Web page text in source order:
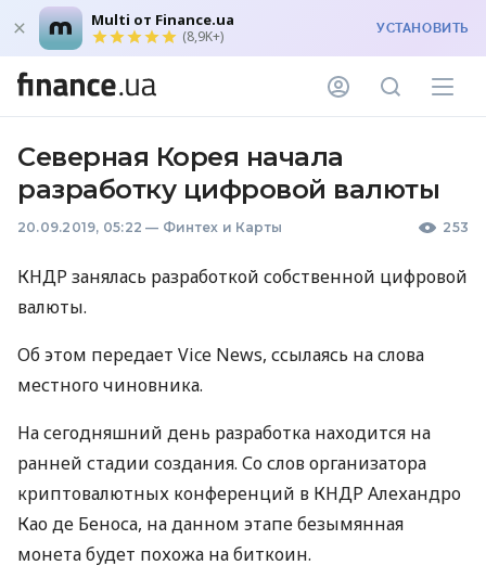
Multi от Finance.ua
(8,9K+) УСТАНОВИТЬ
Северная Корея начала
разработку цифровой валюты
20.09.2019, 05:22 — Финтех и Карты 253
КНДРзанялась разработкой собственной цифровой
валюты.
Об этом передает Vice News, ссылаясь на слова
местного чиновника.
На сегодняшний день разработка находится на
ранней стадии создания. Со слов организатора
криптовалютных конференций в КНДРАлехандро
Као де Беноса, на данном этапе безымянная
монета будет похожа на биткоин.